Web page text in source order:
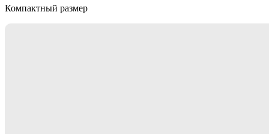
Компактный размер